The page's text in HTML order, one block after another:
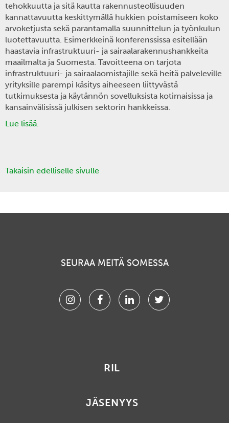
tehokkuutta ja sitä kautta rakennusteollisuuden
kannattavuutta keskittymällä hukkien poistamiseen koko
arvoketjusta sekä parantamalla suunnittelun ja työnkulun
luotettavuutta. Esimerkkeinä konferenssissa esitellään
haastavia infrastruktuuri- ja sairaalarakennushankkeita
maailmalta ja Suomesta. Tavoitteena on tarjota
infrastruktuuri- ja sairaalaomistajille sekä heitä palveleville
yrityksille parempi käsitys aiheeseen liittyvästä
tutkimuksesta ja käytännön sovelluksista kotimaisissa ja
kansainvälisissä julkisen sektorin hankkeissa.
Lue lisää.
Takaisin edelliselle sivulle
SEURAA MEITÄ SOMESSA
InstagramFacebookLinkedinTwitter
RIL
JÄSENYYS